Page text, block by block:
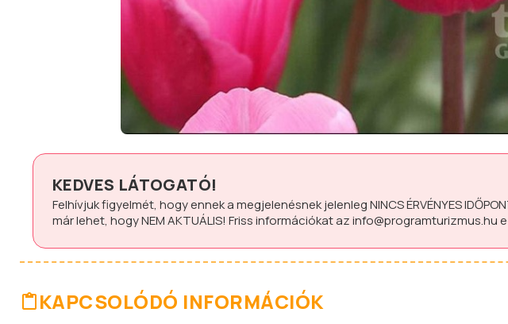
KEDVES LÁTOGATÓ!
Felhívjuk figyelmét, hogy ennek a megjelenésnek jelenlegNINCS ÉRVÉNYES
már lehet, hogyNEM AKTUÁLIS! Friss információkat azinfo@programturizmus.hu
KAPCSOLÓDÓ INFORMÁCIÓK